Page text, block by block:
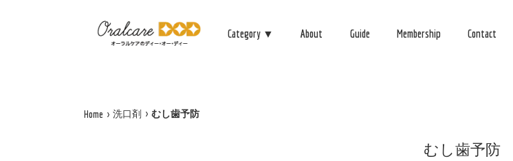
Category ▼ About Guide Membership Contact
Home 洗口剤 むし歯予防
むし歯予防